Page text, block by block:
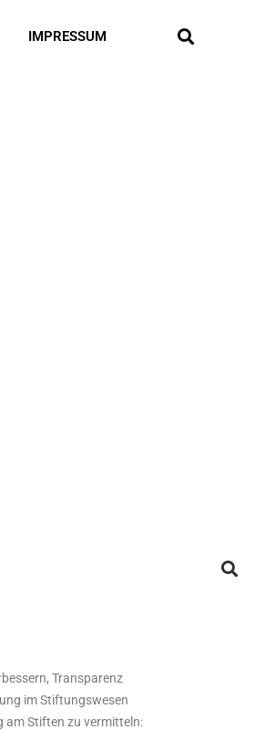
IMPRESSUM
Transparenz
im Stiftungswesen
am Stiften zu vermitteln: